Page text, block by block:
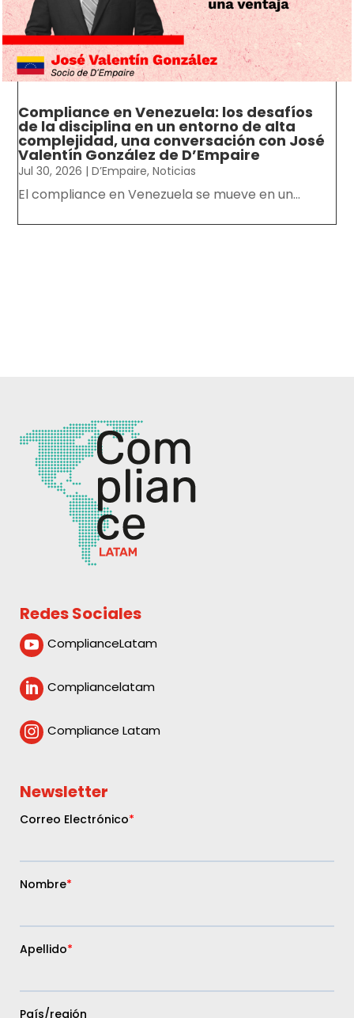
Compliance en Venezuela: los desafíos
de la disciplina en un entorno de alta
complejidad, una conversación con José
Valentín González de D’Empaire
Jul 30, 2026 |D’Empaire,Noticias
El compliance en Venezuela se mueve en un...
Redes Sociales
 ComplianceLatam
 Compliancelatam
 Compliance Latam
Newsletter